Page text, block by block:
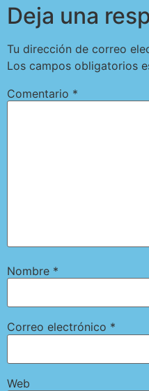
Deja una
Tu dirección de correo
Los campos obligatorios
Comentario *
Nombre *
Correo electrónico *
Web